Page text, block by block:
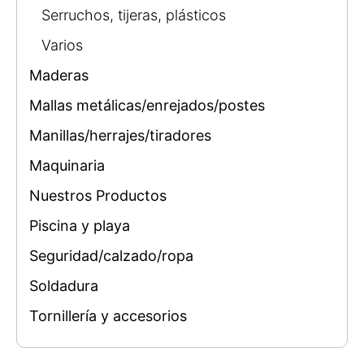
Serruchos, tijeras, plásticos
Varios
Maderas
Mallas metálicas/enrejados/postes
Manillas/herrajes/tiradores
Maquinaria
Nuestros Productos
Piscina y playa
Seguridad/calzado/ropa
Soldadura
Tornillería y accesorios